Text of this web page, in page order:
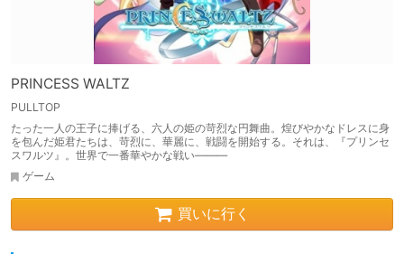
PRINCESS WALTZ
PULLTOP
たった一人の王子に捧げる、六人の姫の苛烈な円舞曲。煌びやかなドレスに身
を包んだ姫君たちは、苛烈に、華麗に、戦闘を開始する。それは、『プリンセ
スワルツ』。世界で一番華やかな戦い―――
ゲーム
買いに行く